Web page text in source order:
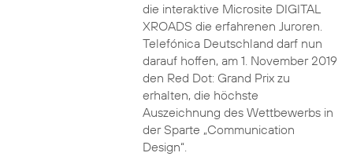
die interaktive Microsite DIGITAL
XROADS die erfahrenen Juroren.
Telefónica Deutschland darf nun
darauf hoffen, am 1. November 2019
den Red Dot: Grand Prix zu
erhalten, die höchste
Auszeichnung des Wettbewerbs in
der Sparte „Communication
Design“.